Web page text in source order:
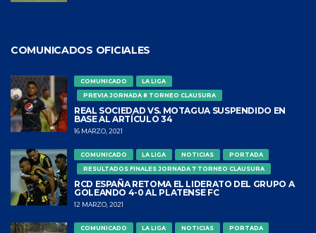
COMUNICADOS OFICIALES
COMUNICADO
LA LIGA
PREVIA JORNADA 8 TORNEO CLAUSURA
REAL SOCIEDAD VS. MOTAGUA SUSPENDIDO EN
BASE AL ARTÍCULO 34
16 MARZO, 2021
COMUNICADO LA LIGA NOTICIAS
PORTADA
RESULTADOS FINALES JORNADA 7 TORNEO CLAUSURA
RCD ESPAÑA RETOMA EL LIDERATO DEL GRUPO A
GOLEANDO 4-0 AL PLATENSE FC
12 MARZO, 2021
COMUNICADO LA LIGA NOTICIAS
PORTADA